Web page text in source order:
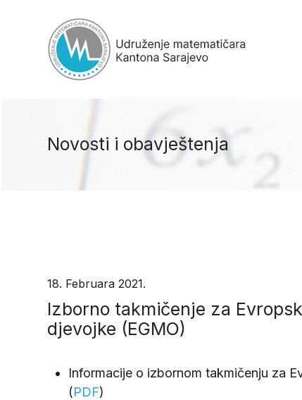
Novosti i obavještenja
18. Februara 2021.
Izborno takmičenje za
djevojke (EGMO)
Informacije o izbornom takmičenju za
(PDF)